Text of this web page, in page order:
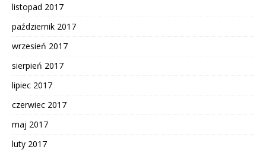
listopad 2017
październik 2017
wrzesień 2017
sierpień 2017
lipiec 2017
czerwiec 2017
maj 2017
luty 2017